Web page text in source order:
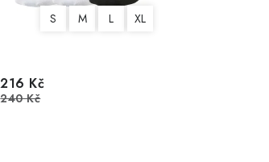
S M L XL
216 Kč
240 Kč